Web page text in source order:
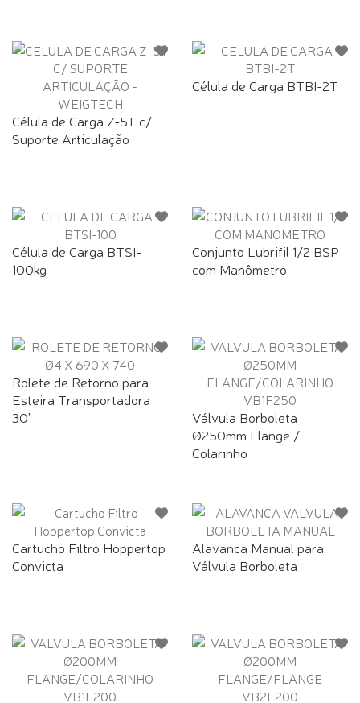
Célula de Carga Z-5T c/
Suporte Articulação
Célula de Carga BTBI-2T
Célula de Carga BTSI-
100kg
Conjunto Lubrifil 1/2 BSP
com Manômetro
Rolete de Retorno para
Esteira Transportadora
30"
Válvula Borboleta
Ø250mm Flange /
Colarinho
Cartucho Filtro Hoppertop
Convicta
Alavanca Manual para
Válvula Borboleta